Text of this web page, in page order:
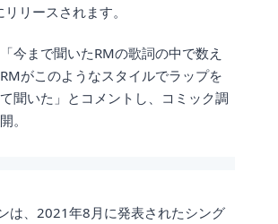
リースされます。
今まで聞いたRMの歌詞の中で数え
がこのようなスタイルでラップを
聞いた」とコメントし、コミック調
。
は、2021年8月に発表されたシング